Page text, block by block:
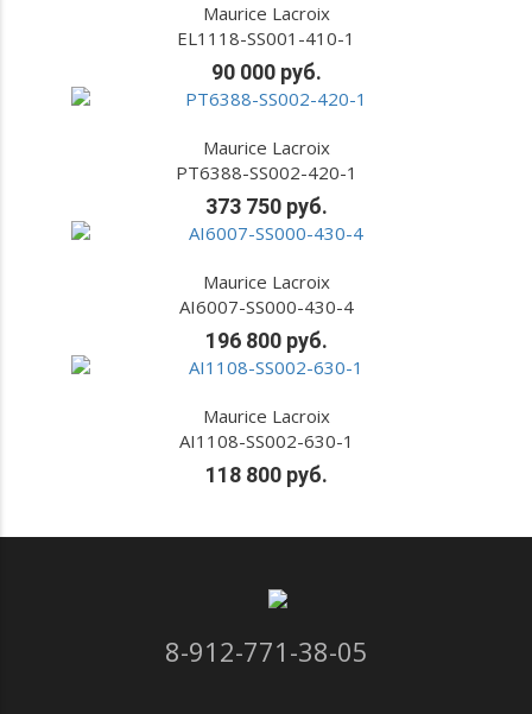
Maurice Lacroix
EL1118-SS001-410-1
90 000 руб.
Maurice Lacroix
PT6388-SS002-420-1
373 750 руб.
Maurice Lacroix
AI6007-SS000-430-4
196 800 руб.
Maurice Lacroix
AI1108-SS002-630-1
118 800 руб.
8-912-771-38-05